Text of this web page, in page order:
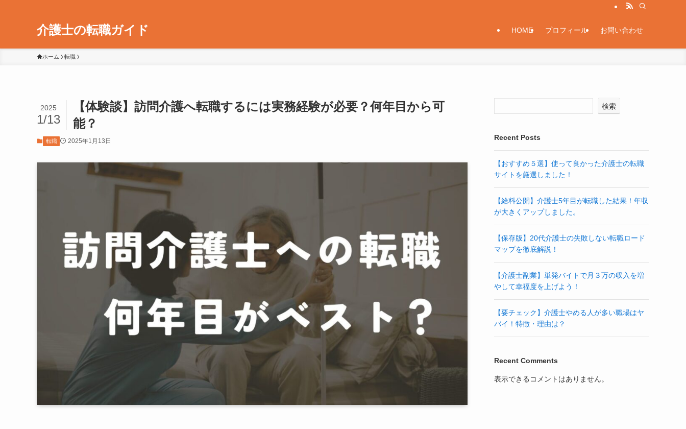
介護士の転職ガイド HOME プロフィール お問い合わせ
ホーム 転職
【体験談】訪問介護へ転職するには実務経験が必要？何年目から可
能？
2025
1/13
転職 2025年1月13日
検索
Recent Posts
【おすすめ５選】使って良かった介護士の転職
サイトを厳選しました！
【給料公開】介護士5年目が転職した結果！年収
が大きくアップしました。
【保存版】20代介護士の失敗しない転職ロード
マップを徹底解説！
【介護士副業】単発バイトで月３万の収入を増
やして幸福度を上げよう！
【要チェック】介護士やめる人が多い職場はヤ
バイ！特徴・理由は？
Recent Comments
表示できるコメントはありません。